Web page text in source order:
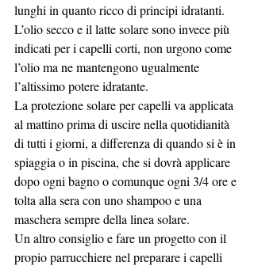
lunghi in quanto ricco di principi idratanti.
L’olio secco e il latte solare sono invece più
indicati per i capelli corti, non urgono come
l’olio ma ne mantengono ugualmente
l’altissimo potere idratante.
La protezione solare per capelli va applicata
al mattino prima di uscire nella quotidianità
di tutti i giorni, a differenza di quando si è in
spiaggia o in piscina, che si dovrà applicare
dopo ogni bagno o comunque ogni 3/4 ore e
tolta alla sera con uno shampoo e una
maschera sempre della linea solare.
Un altro consiglio e fare un progetto con il
propio parrucchiere nel preparare i capelli